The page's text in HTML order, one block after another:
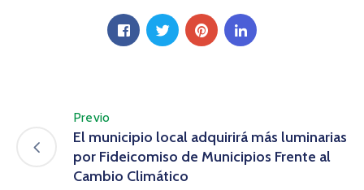
Previo
El municipio local adquirirá más luminarias
por Fideicomiso de Municipios Frente al
Cambio Climático